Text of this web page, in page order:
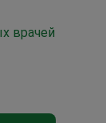
врачей